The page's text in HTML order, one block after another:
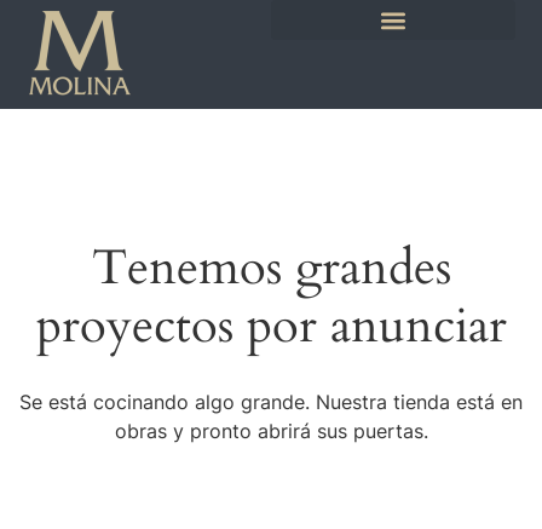
Tenemos grandes
proyectos por anunciar
Se está cocinando algo grande. Nuestra tienda está en
obras y pronto abrirá sus puertas.